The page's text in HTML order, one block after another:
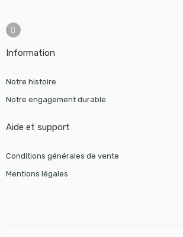
Information
Notre histoire
Notre engagement durable
Aide et support
Conditions générales de vente
Mentions légales